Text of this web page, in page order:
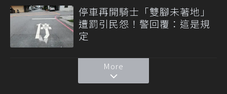
停車再開騎士「雙腳未著地」
遭罰引民怨！警回覆：這是規
定
More